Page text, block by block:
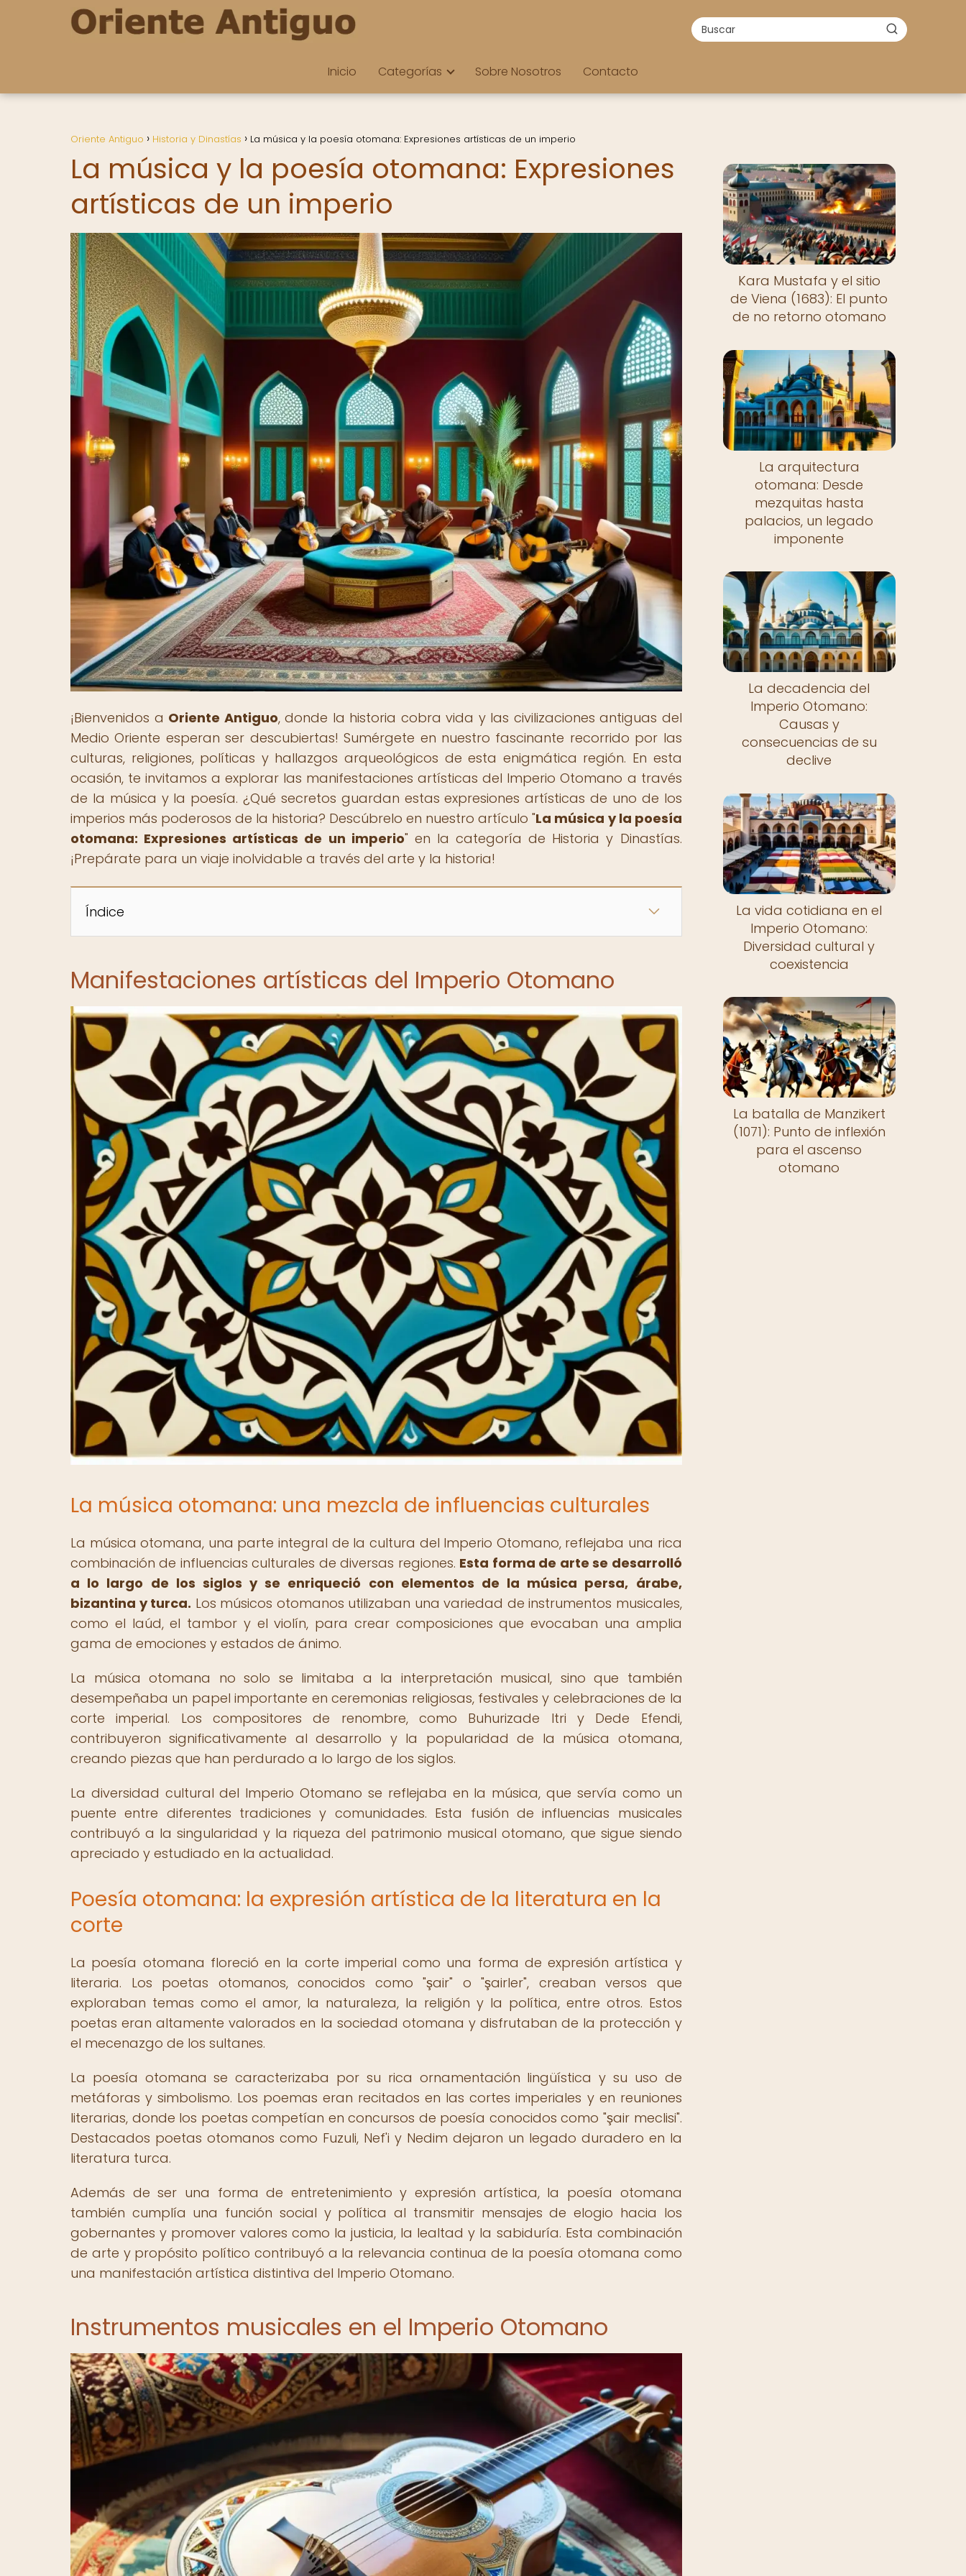
Inicio Categorías Sobre Nosotros Contacto
Oriente Antiguo Historia y Dinastías La música y la poesía otomana: Expresiones artísticas de un imperio
La música y la poesía otomana: Expresiones
artísticas de un imperio
¡Bienvenidos a Oriente Antiguo, donde la historia cobra vida y las civilizaciones antiguas del
Medio Oriente esperan ser descubiertas! Sumérgete en nuestro fascinante recorrido por las
culturas, religiones, políticas y hallazgos arqueológicos de esta enigmática región. En esta
ocasión, te invitamos a explorar las manifestaciones artísticas del Imperio Otomano a través
de la música y la poesía. ¿Qué secretos guardan estas expresiones artísticas de uno de los
imperios más poderosos de la historia? Descúbrelo en nuestro artículo "La música y la poesía
otomana: Expresiones artísticas de un imperio" en la categoría de Historia y Dinastías.
¡Prepárate para un viaje inolvidable a través del arte y la historia!
Índice
Manifestaciones artísticas del Imperio Otomano
La música otomana: una mezcla de influencias culturales
La música otomana, una parte integral de la cultura del Imperio Otomano, reflejaba una rica
combinación de influencias culturales de diversas regiones. Esta forma de arte se desarrolló
a lo largo de los siglos y se enriqueció con elementos de la música persa, árabe,
bizantina y turca. Los músicos otomanos utilizaban una variedad de instrumentos musicales,
como el laúd, el tambor y el violín, para crear composiciones que evocaban una amplia
gama de emociones y estados de ánimo.
La música otomana no solo se limitaba a la interpretación musical, sino que también
desempeñaba un papel importante en ceremonias religiosas, festivales y celebraciones de la
corte imperial. Los compositores de renombre, como Buhurizade Itri y Dede Efendi,
contribuyeron significativamente al desarrollo y la popularidad de la música otomana,
creando piezas que han perdurado a lo largo de los siglos.
La diversidad cultural del Imperio Otomano se reflejaba en la música, que servía como un
puente entre diferentes tradiciones y comunidades. Esta fusión de influencias musicales
contribuyó a la singularidad y la riqueza del patrimonio musical otomano, que sigue siendo
apreciado y estudiado en la actualidad.
Poesía otomana: la expresión artística de la literatura en la
corte
La poesía otomana floreció en la corte imperial como una forma de expresión artística y
literaria. Los poetas otomanos, conocidos como "şair" o "şairler", creaban versos que
exploraban temas como el amor, la naturaleza, la religión y la política, entre otros. Estos
poetas eran altamente valorados en la sociedad otomana y disfrutaban de la protección y
el mecenazgo de los sultanes.
La poesía otomana se caracterizaba por su rica ornamentación lingüística y su uso de
metáforas y simbolismo. Los poemas eran recitados en las cortes imperiales y en reuniones
literarias, donde los poetas competían en concursos de poesía conocidos como "şair meclisi".
Destacados poetas otomanos como Fuzuli, Nef'i y Nedim dejaron un legado duradero en la
literatura turca.
Además de ser una forma de entretenimiento y expresión artística, la poesía otomana
también cumplía una función social y política al transmitir mensajes de elogio hacia los
gobernantes y promover valores como la justicia, la lealtad y la sabiduría. Esta combinación
de arte y propósito político contribuyó a la relevancia continua de la poesía otomana como
una manifestación artística distintiva del Imperio Otomano.
Instrumentos musicales en el Imperio Otomano
Kara Mustafa y el sitio
de Viena (1683): El punto
de no retorno otomano
La arquitectura
otomana: Desde
mezquitas hasta
palacios, un legado
imponente
La decadencia del
Imperio Otomano:
Causas y
consecuencias de su
declive
La vida cotidiana en el
Imperio Otomano:
Diversidad cultural y
coexistencia
La batalla de Manzikert
(1071): Punto de inflexión
para el ascenso
otomano